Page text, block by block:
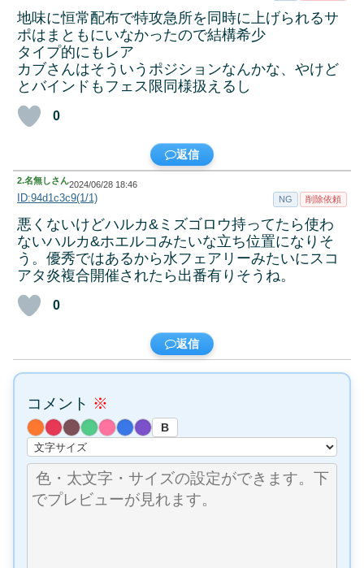
地味に恒常配布で特攻急所を同時に上げられるサ
ポはまともにいなかったので結構希少
タイプ的にもレア
カブさんはそういうポジションなんかな、やけど
とバインドもフェス限同様扱えるし
0
返信
2.名無しさん2024/06/28 18:46
ID:94d1c3c9(1/1) NG 削除依頼
悪くないけどハルカ&ミズゴロウ持ってたら使わ
ないハルカ&ホエルコみたいな立ち位置になりそ
う。優秀ではあるから水フェアリーみたいにスコ
アタ炎複合開催されたら出番有りそうね。
0
返信
コメント ※
B